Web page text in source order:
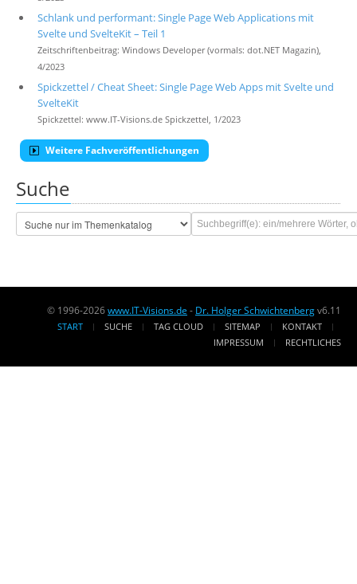
Schlank und performant: Single Page Web Applications mit
Svelte und SvelteKit – Teil 1
Zeitschriftenbeitrag: Windows Developer (vormals: dot.NET Magazin),
4/2023
Spickzettel / Cheat Sheet: Single Page Web Apps mit Svelte und
SvelteKit
Spickzettel: www.IT-Visions.de Spickzettel, 1/2023
Weitere Fachveröffentlichungen
Suche
© 1996-2026www.IT-Visions.de - Dr. Holger Schwichtenbergv6.11
START SUCHE TAG CLOUD SITEMAP
KONTAKT
IMPRESSUM
RECHTLICHES